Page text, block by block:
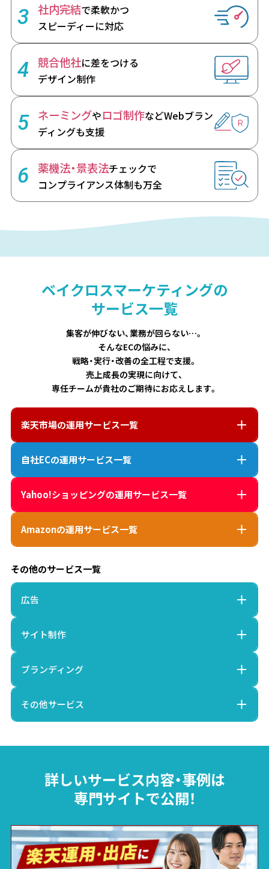
3 社内完結で柔軟かつ
スピーディーに対応
4 競合他社に差をつける
デザイン制作
5 ネーミングやロゴ制作などWebブラン
ディングも支援
6 薬機法・景表法チェックで
コンプライアンス体制も万全
ベイクロスマーケティングの
サービス一覧
集客が伸びない、業務が回らない…。
そんなECの悩みに、
戦略・実行・改善の全工程で支援。
売上成長の実現に向けて、
専任チームが貴社のご期待にお応えします。
楽天市場の運用サービス一覧
自社ECの運用サービス一覧
Yahoo!ショッピングの運用サービス一覧
Amazonの運用サービス一覧
その他のサービス一覧
広告
サイト制作
ブランディング
その他サービス
詳しいサービス内容・事例は
専門サイトで公開！